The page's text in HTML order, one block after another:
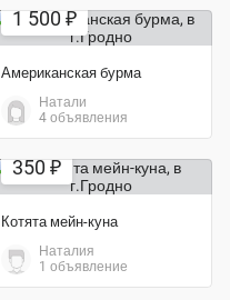
1 500 ₽
Американская бурма
Натали
4 объявления
350 ₽
Котята мейн-куна
Наталия
1 объявление